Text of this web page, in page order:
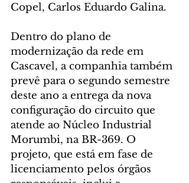
Copel, Carlos Eduardo Galina.
Dentro do plano de
modernização da rede em
Cascavel, a companhia também
prevê para o segundo semestre
deste ano a entrega da nova
configuração do circuito que
atende ao Núcleo Industrial
Morumbi, na BR-369. O
projeto, que está em fase de
licenciamento pelos órgãos